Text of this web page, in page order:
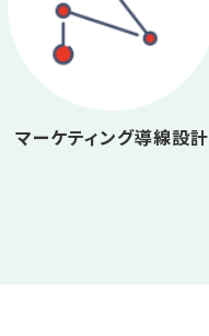
マーケティング導線設計